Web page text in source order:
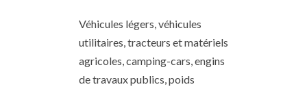
Véhicules légers, véhicules
utilitaires, tracteurs et matériels
agricoles, camping-cars, engins
de travaux publics, poids